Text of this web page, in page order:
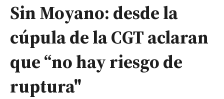
Sin Moyano: desde la
cúpula de la CGT aclaran
que “no hay riesgo de
ruptura"